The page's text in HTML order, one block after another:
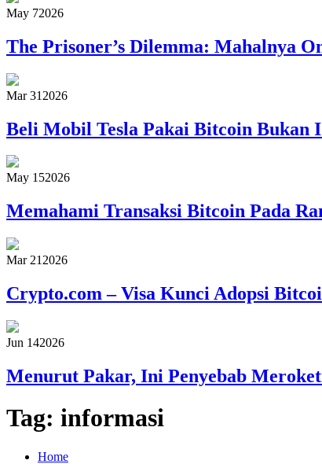
May 72026
The Prisoner’s Dilemma: Mahalnya
Mar 31 2026
Beli Mobil Tesla Pakai Bitcoin Bukan
May 152026
Memahami Transaksi Bitcoin Pada
Mar 21 2026
Crypto.com – Visa Kunci Adopsi
Jun 142026
Menurut Pakar, Ini Penyebab
Tag: informasi
Home